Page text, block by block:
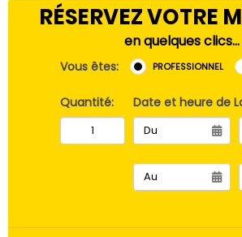
RÉSERVEZ VOTRE
en quelques clics...
Vous êtes: PROFESSIONNEL
Quantité: Date et heure de